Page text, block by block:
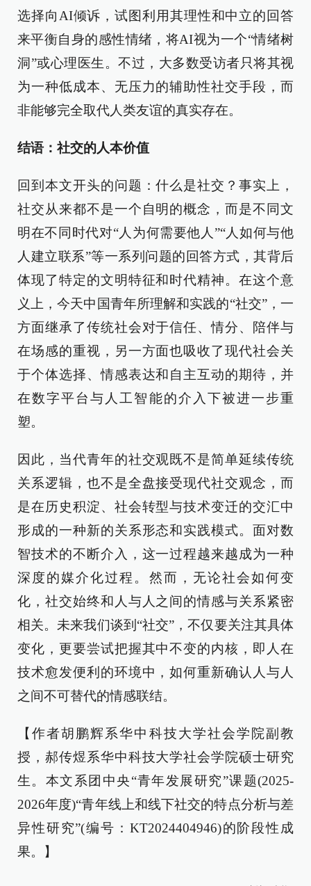
选择向AI倾诉，试图利用其理性和中立的回答
来平衡自身的感性情绪，将AI视为一个“情绪树
洞”或心理医生。不过，大多数受访者只将其视
为一种低成本、无压力的辅助性社交手段，而
非能够完全取代人类友谊的真实存在。
结语：社交的人本价值
回到本文开头的问题：什么是社交？事实上，
社交从来都不是一个自明的概念，而是不同文
明在不同时代对“人为何需要他人”“人如何与他
人建立联系”等一系列问题的回答方式，其背后
体现了特定的文明特征和时代精神。在这个意
义上，今天中国青年所理解和实践的“社交”，一
方面继承了传统社会对于信任、情分、陪伴与
在场感的重视，另一方面也吸收了现代社会关
于个体选择、情感表达和自主互动的期待，并
在数字平台与人工智能的介入下被进一步重
塑。
因此，当代青年的社交观既不是简单延续传统
关系逻辑，也不是全盘接受现代社交观念，而
是在历史积淀、社会转型与技术变迁的交汇中
形成的一种新的关系形态和实践模式。面对数
智技术的不断介入，这一过程越来越成为一种
深度的媒介化过程。然而，无论社会如何变
化，社交始终和人与人之间的情感与关系紧密
相关。未来我们谈到“社交”，不仅要关注其具体
变化，更要尝试把握其中不变的内核，即人在
技术愈发便利的环境中，如何重新确认人与人
之间不可替代的情感联结。
【作者胡鹏辉系华中科技大学社会学院副教
授，郝传煜系华中科技大学社会学院硕士研究
生。本文系团中央“青年发展研究”课题(2025-
2026年度)“青年线上和线下社交的特点分析与差
异性研究”(编号：KT2024404946)的阶段性成
果。】